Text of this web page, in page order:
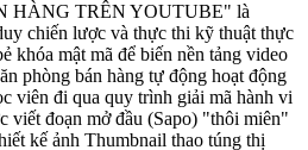
HÀNG TRÊN YOUTUBE" là
chiến lược và thực thi kỹ thuật thực
khóa mật mã để biến nền tảng video
phòng bán hàng tự động hoạt động
viên đi qua quy trình giải mã hành vi
viết đoạn mở đầu (Sapo) "thôi miên"
kế ảnh Thumbnail thao túng thị